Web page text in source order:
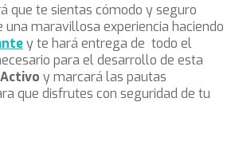
que te sientas cómodo y seguro
una maravillosa experiencia haciendo
y te hará entrega de todo el
para el desarrollo de esta
y marcará las pautas
que disfrutes con seguridad de tu